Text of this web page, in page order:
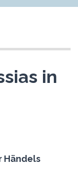
in
Händels